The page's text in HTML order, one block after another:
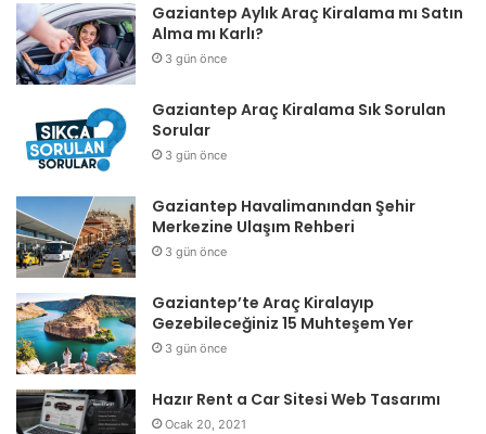
Gaziantep Aylık Araç Kiralama mı Satın
Alma mı Karlı?
3 gün önce
Gaziantep Araç Kiralama Sık Sorulan
Sorular
3 gün önce
Gaziantep Havalimanından Şehir
Merkezine Ulaşım Rehberi
3 gün önce
Gaziantep’te Araç Kiralayıp
Gezebileceğiniz 15 Muhteşem Yer
3 gün önce
Hazır Rent a Car Sitesi Web Tasarımı
Ocak 20, 2021